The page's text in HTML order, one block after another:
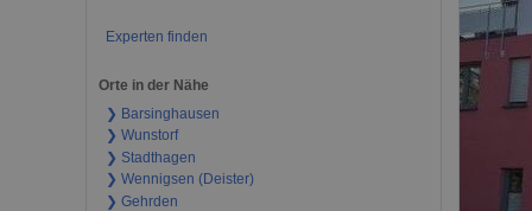
Experten finden
Orte in der Nähe
❯ Barsinghausen
❯ Wunstorf
❯ Stadthagen
❯ Wennigsen (Deister)
❯ Gehrden